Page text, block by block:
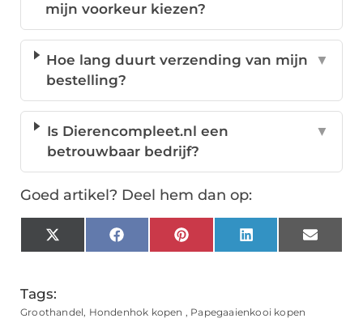
mijn voorkeur kiezen?
Hoe lang duurt verzending van mijn
bestelling?
▼
Is Dierencompleet.nl een
betrouwbaar bedrijf?
▼
Goed artikel? Deel hem dan op:
X
(Twitter)
FacebookPinterestLinkedInEmail
Tags:
Groothandel, Hondenhok kopen , Papegaaienkooi kopen